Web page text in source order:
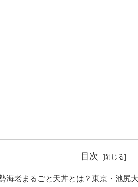
目次
海老まるごと天丼とは？東京・池尻